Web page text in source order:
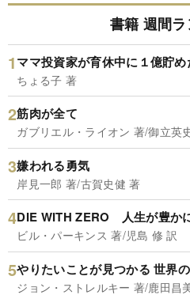
書籍 週間
ママ投資家が育休中に１億貯
ちょる子 著
筋肉が全て
ガブリエル・ライオン 著/御立英
嫌われる勇気
岸見一郎 著/古賀史健 著
DIE WITH ZERO 人生が豊か
ビル・パーキンス 著/児島 修 訳
やりたいことが見つかる 世界
ジョン・ストレルキー 著/鹿田昌